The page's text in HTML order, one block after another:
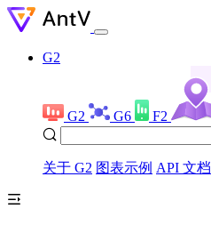
G2
G2 G6 F2
关于 G2 图表示例 API 文档